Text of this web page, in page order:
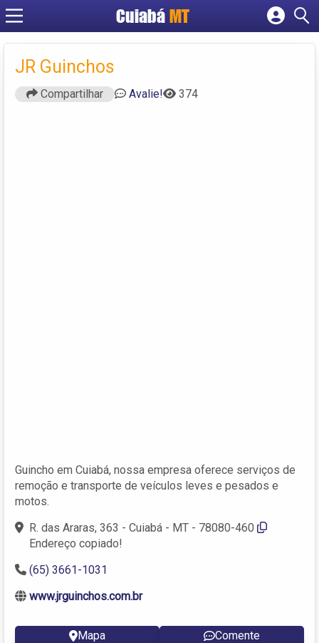
Cuiabá MT
Cadastrar empresa
JR Guinchos
Compartilhar Avalie! 374
Guincho em Cuiabá, nossa empresa oferece serviços de
remoção e transporte de veículos leves e pesados e
motos.
R. das Araras, 363 - Cuiabá - MT - 78080-460
Endereço copiado!
(65) 3661-1031
www.jrguinchos.com.br
Mapa Comente